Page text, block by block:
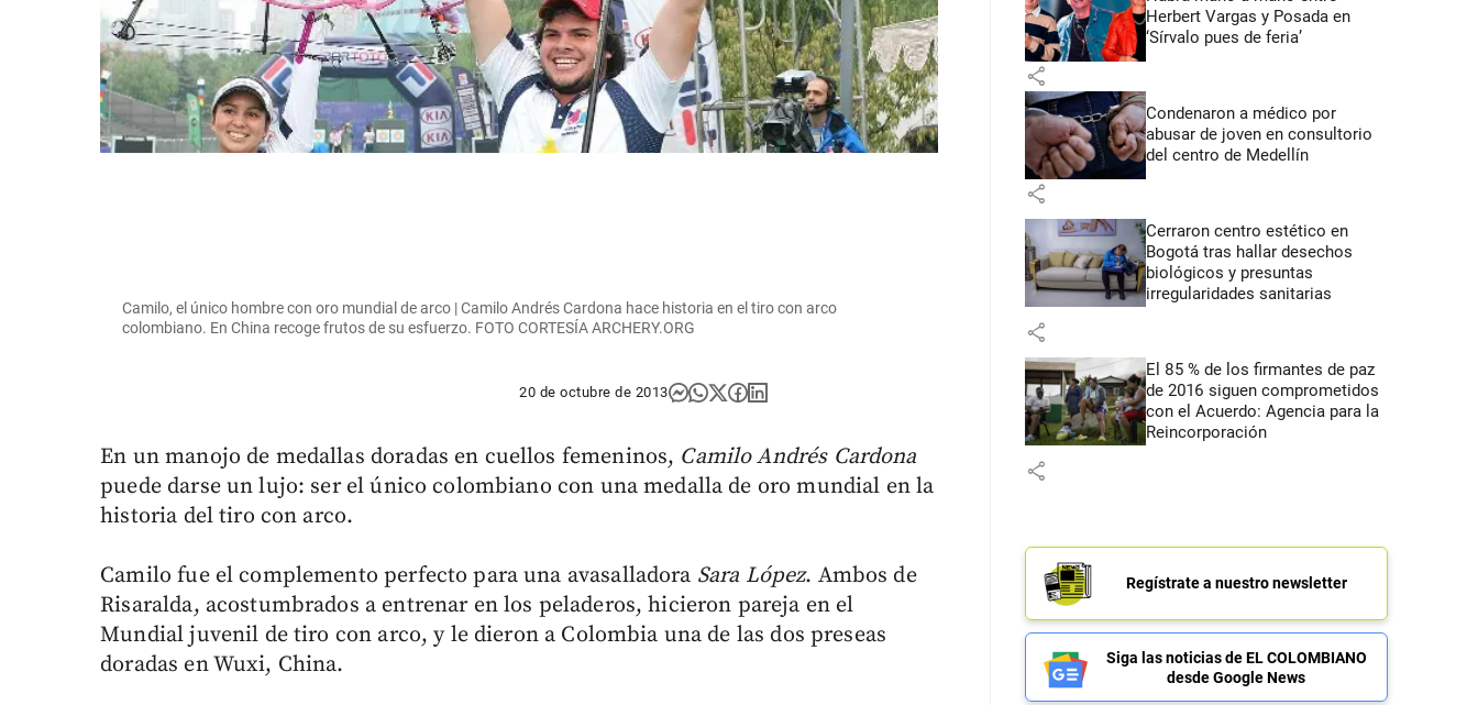
Camilo, el único hombre con oro mundial de arco | Camilo Andrés Cardona hace historia en el tiro con arco
colombiano. En China recoge frutos de su esfuerzo. FOTO CORTESÍA ARCHERY.ORG
20 de octubre de 2013
En un manojo de medallas doradas en cuellos femeninos, Camilo Andrés Cardona
puede darse un lujo: ser el único colombiano con una medalla de oro mundial en la
historia del tiro con arco.
Camilo fue el complemento perfecto para una avasalladora Sara López. Ambos de
Risaralda, acostumbrados a entrenar en los peladeros, hicieron pareja en el
Mundial juvenil de tiro con arco, y le dieron a Colombia una de las dos preseas
doradas en Wuxi, China.
Herbert Vargas y Posada en
‘Sírvalo pues de feria’
share
Condenaron a médico por
abusar de joven en consultorio
del centro de Medellín
share
Cerraron centro estético en
Bogotá tras hallar desechos
biológicos y presuntas
irregularidades sanitarias
share
El 85 % de los firmantes de paz
de 2016 siguen comprometidos
con el Acuerdo: Agencia para la
Reincorporación
share
Regístrate a nuestro newsletter
Siga las noticias de EL COLOMBIANO
desde Google News